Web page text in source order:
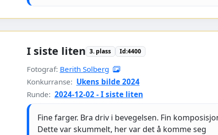
I siste liten 3. plass Id:4400
Fotograf: Berith Solberg
Konkurranse: Ukens bilde 2024
Runde: 2024-12-02 - I siste liten
Fine farger. Bra driv i bevegelsen. Fin
Dette var skummelt, her var det å komme seg